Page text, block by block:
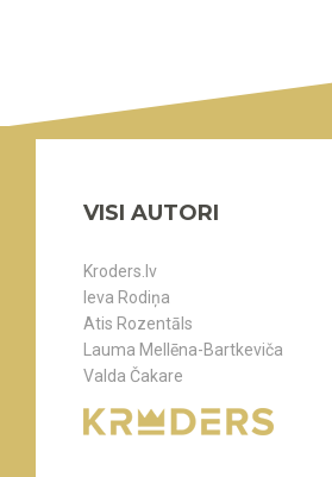
VISI AUTORI
Kroders.lv
Ieva Rodiņa
Atis Rozentāls
Lauma Mellēna-Bartkeviča
Valda Čakare